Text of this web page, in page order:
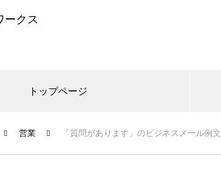
トップページ
営業 「質問があります」のビジネスメール例